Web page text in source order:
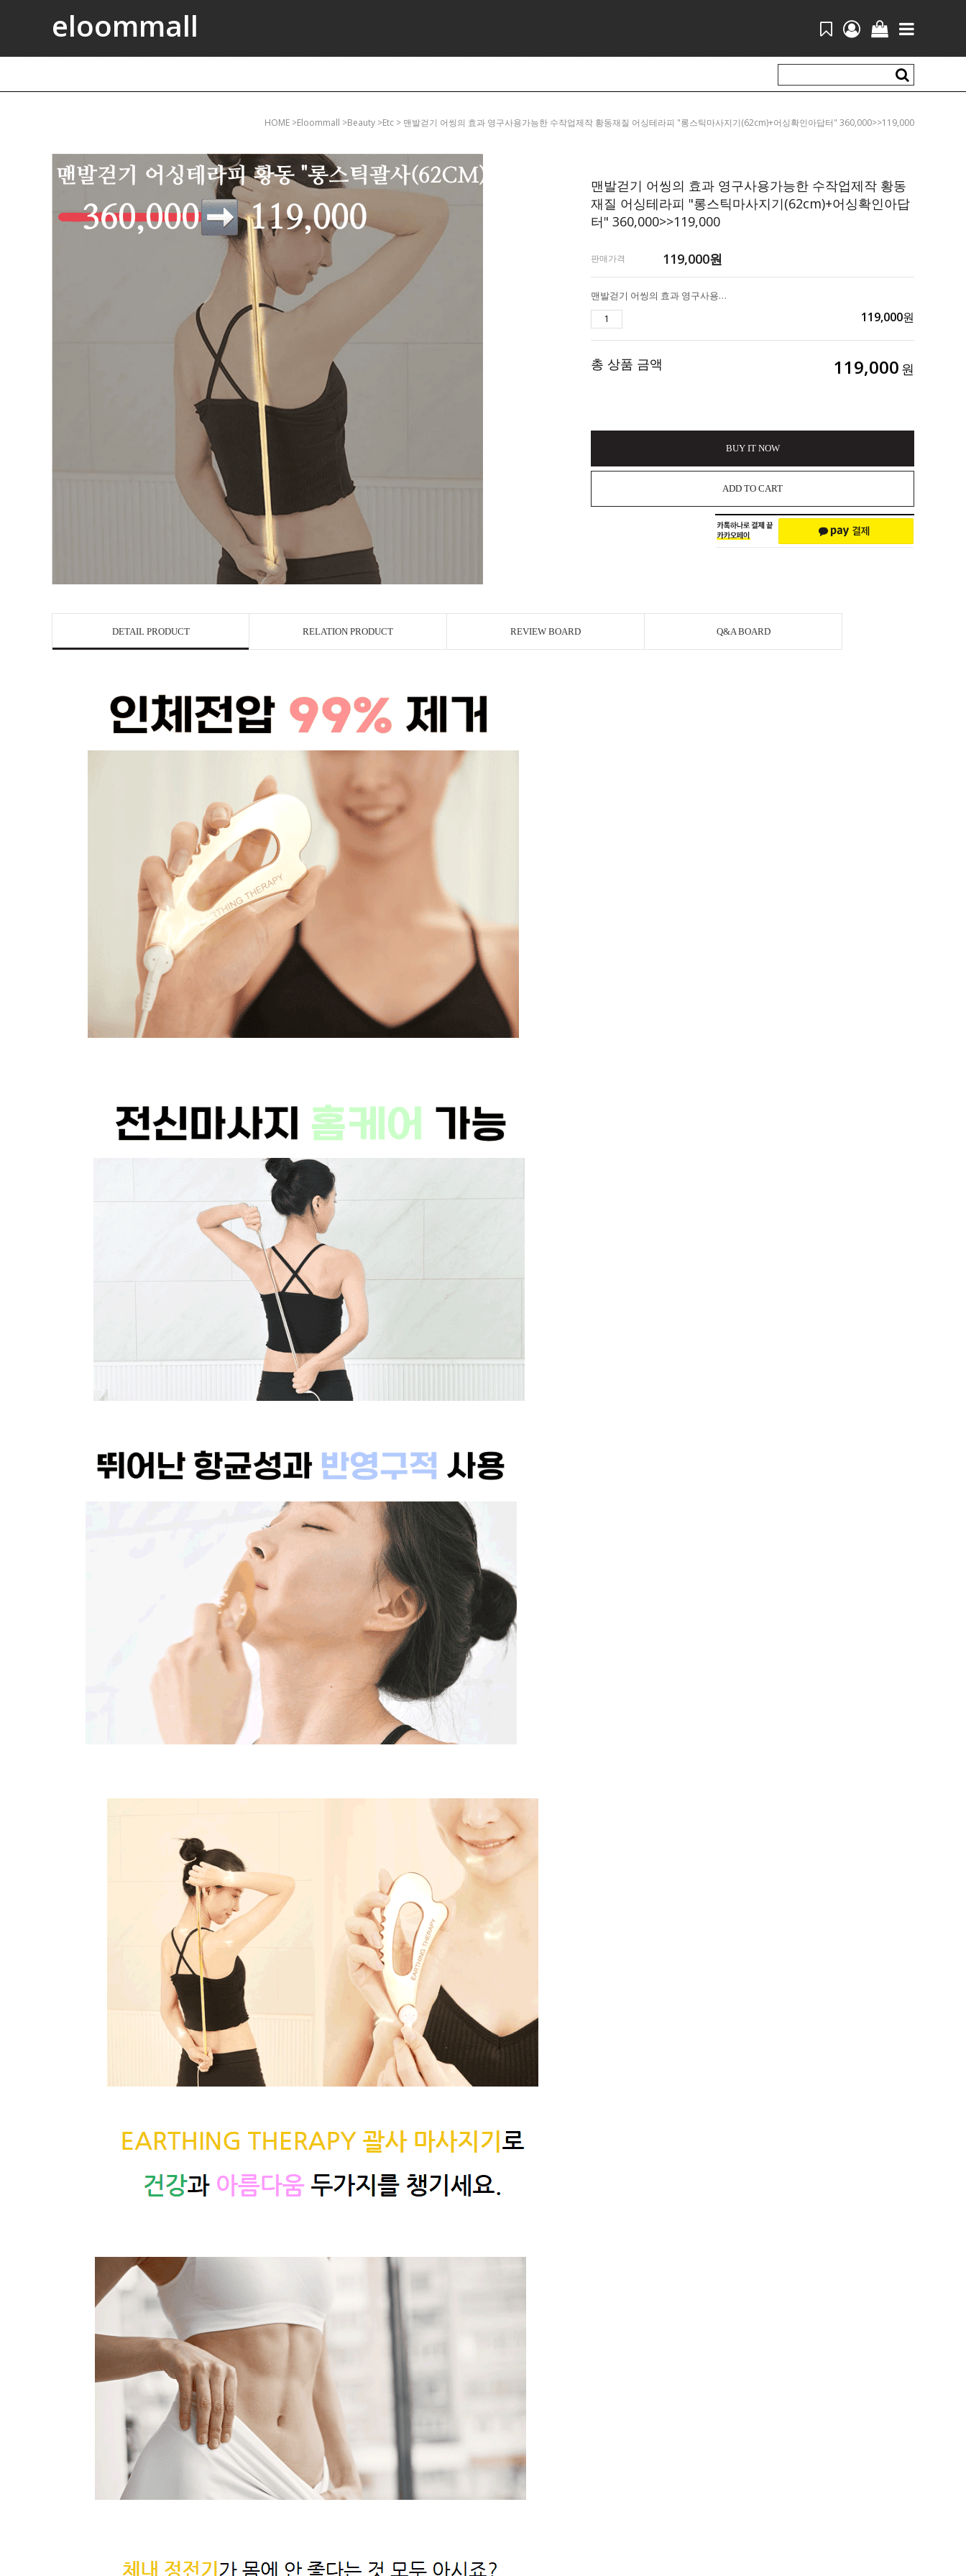
eloommall
HOME >eloommall >beauty >etc > 맨발걷기 어씽의 효과 영구사용가능한 수작업제작 황동재질 어싱테라피 "롱스틱마사지기(62cm)+어싱확인아답터" 360,000>>119,000
맨발걷기 어씽의 효과 영구사용가능한 수작업제작 황동
재질 어싱테라피 "롱스틱마사지기(62cm)+어싱확인아답
터" 360,000>>119,000
판매가격 119,000원
맨발걷기 어씽의 효과 영구사용가능한 수작업제작 황동재질 어싱테라피 "롱스틱마사지기(62cm)+어싱확인아답터" 360,000>>119,000
119,000원
총 상품 금액 119,000 원
BUY IT NOW
ADD TO CART
DETAIL PRODUCT RELATION PRODUCT REVIEW BOARD Q&A BOARD